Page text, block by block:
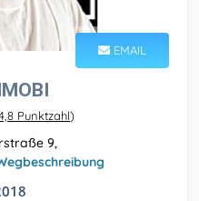
EMAIL
Punktzahl)
9,